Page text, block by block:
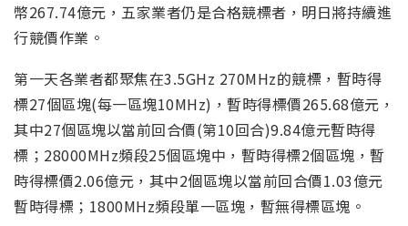
幣267.74億元，五家業者仍是合格競標者，明日將持續進
行競價作業。
第一天各業者都聚焦在3.5GHz 270MHz的競標，暫時得
標27個區塊(每一區塊10MHz)，暫時得標價265.68億元，
其中27個區塊以當前回合價(第10回合)9.84億元暫時得
標；28000MHz頻段25個區塊中，暫時得標2個區塊，暫
時得標價2.06億元，其中2個區塊以當前回合價1.03億元
暫時得標；1800MHz頻段單一區塊，暫無得標區塊。